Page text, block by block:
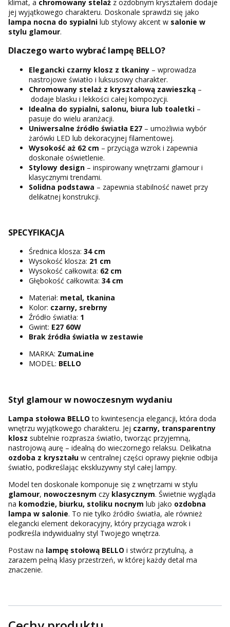
klimat, a chromowany stelaż z ozdobnym kryształem dodaje
jej wyjątkowego charakteru. Doskonale sprawdzi się jako
lampa nocna do sypialni lub stylowy akcent w salonie w
stylu glamour.
Dlaczego warto wybrać lampę BELLO?
Elegancki czarny klosz z tkaniny – wprowadza
nastrojowe światło i luksusowy charakter.
Chromowany stelaż z kryształową zawieszką –
dodaje blasku i lekkości całej kompozycji.
Idealna do sypialni, salonu, biura lub toaletki –
pasuje do wielu aranżacji.
Uniwersalne źródło światła E27 – umożliwia wybór
żarówki LED lub dekoracyjnej filamentowej.
Wysokość aż 62 cm – przyciąga wzrok i zapewnia
doskonałe oświetlenie.
Stylowy design – inspirowany wnętrzami glamour i
klasycznymi trendami.
Solidna podstawa – zapewnia stabilność nawet przy
delikatnej konstrukcji.
SPECYFIKACJA
Średnica klosza: 34 cm
Wysokość klosza: 21 cm
Wysokość całkowita: 62 cm
Głębokość całkowita: 34 cm
Materiał: metal, tkanina
Kolor: czarny, srebrny
Źródło światła: 1
Gwint: E27 60W
Brak źródła światła w zestawie
MARKA: ZumaLine
MODEL: BELLO
Styl glamour w nowoczesnym wydaniu
Lampa stołowa BELLO to kwintesencja elegancji, która doda
wnętrzu wyjątkowego charakteru. Jej czarny, transparentny
klosz subtelnie rozprasza światło, tworząc przyjemną,
nastrojową aurę – idealną do wieczornego relaksu. Delikatna
ozdoba z kryształu w centralnej części oprawy pięknie odbija
światło, podkreślając ekskluzywny styl całej lampy.
Model ten doskonale komponuje się z wnętrzami w stylu
glamour, nowoczesnym czy klasycznym. Świetnie wygląda
na komodzie, biurku, stoliku nocnym lub jako ozdobna
lampa w salonie. To nie tylko źródło światła, ale również
elegancki element dekoracyjny, który przyciąga wzrok i
podkreśla indywidualny styl Twojego wnętrza.
Postaw na lampę stołową BELLO i stwórz przytulną, a
zarazem pełną klasy przestrzeń, w której każdy detal ma
znaczenie.